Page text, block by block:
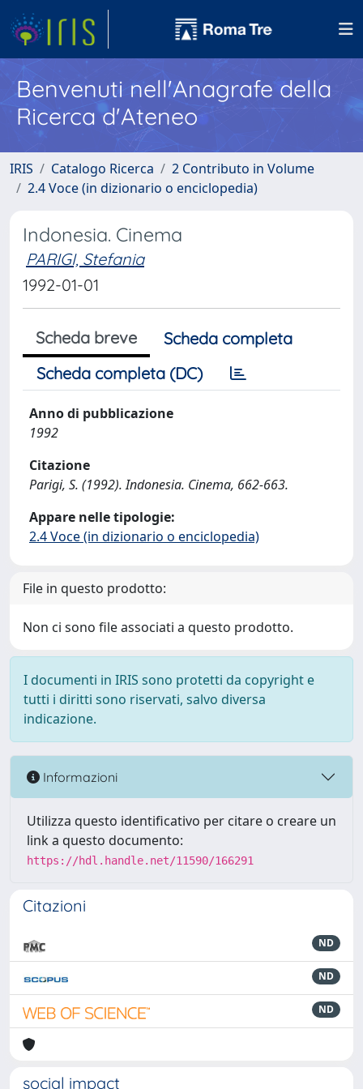
Benvenuti nell'Anagrafe della
Ricerca d'Ateneo
IRIS Catalogo Ricerca
2 Contributo in Volume
2.4 Voce (in dizionario o enciclopedia)
Indonesia. Cinema
PARIGI, Stefania
1992-01-01
Scheda breve
Scheda completa
Scheda completa (DC)
Anno di pubblicazione
1992
Citazione
Parigi, S. (1992). Indonesia. Cinema, 662-663.
Appare nelle tipologie:
2.4 Voce (in dizionario o enciclopedia)
File in questo prodotto:
Non ci sono file associati a questo prodotto.
I documenti in IRIS sono protetti da copyright e
tutti i diritti sono riservati, salvo diversa
indicazione.
Informazioni
Utilizza questo identificativo per citare o creare un
link a questo documento:
https://hdl.handle.net/11590/166291
Citazioni
ND
ND
ND
social impact